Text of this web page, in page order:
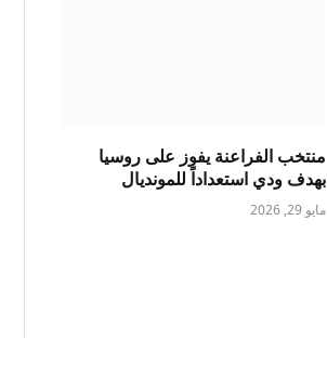
منتخب الفراعنة يفوز على روسيا
بهدف ودي استعداداً للمونديال
مايو 29, 2026